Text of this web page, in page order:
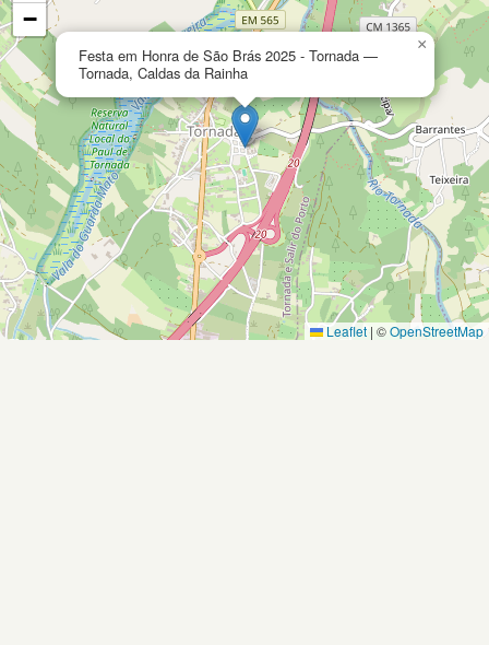
Festa em Honra de São Brás 2025 - Tornada —
Tornada, Caldas da Rainha
×
−
Leaflet | ©OpenStreetMap